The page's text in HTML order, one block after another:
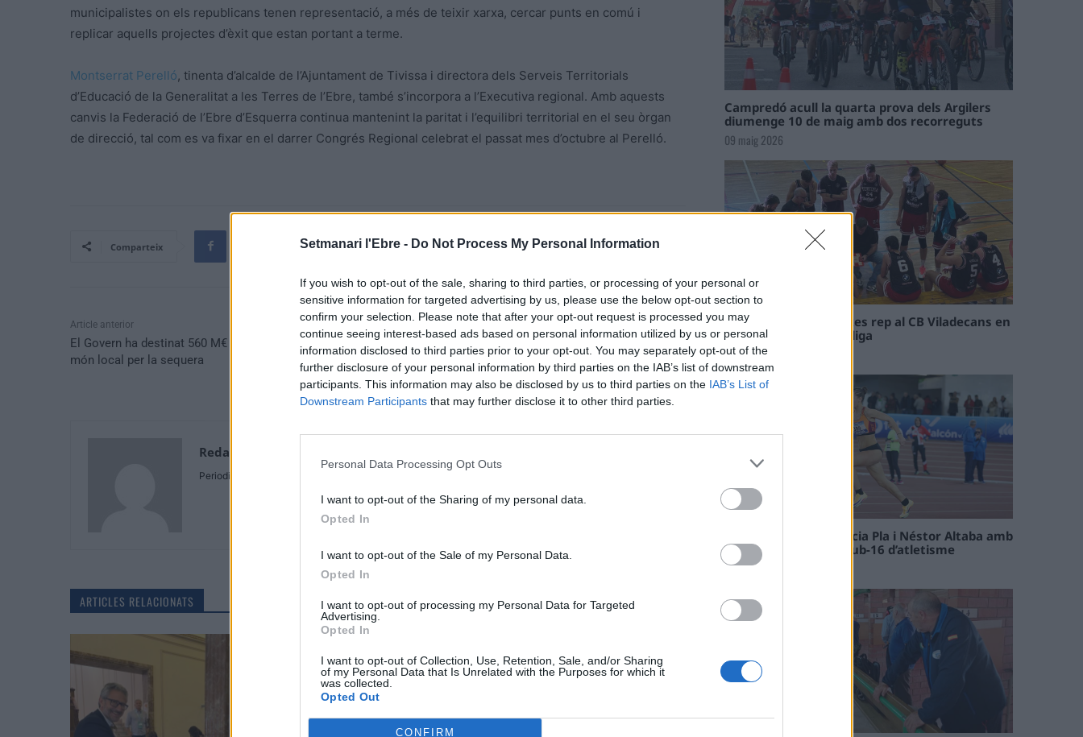
Setmanari l'Ebre - Do Not Process My Personal Information
If you wish to opt-out of the sale, sharing to third parties, or processing of your personal or
sensitive information for targeted advertising by us, please use the below opt-out section to
confirm your selection. Please note that after your opt-out request is processed you may
continue seeing interest-based ads based on personal information utilized by us or personal
information disclosed to third parties prior to your opt-out. You may separately opt-out of the
further disclosure of your personal information by third parties on the IAB’s list of downstream
participants. This information may also be disclosed by us to third parties on the IAB’s List of
Downstream Participants that may further disclose it to other third parties.
Personal Data Processing Opt Outs
I want to opt-out of the Sharing of my personal data.
Opted In
I want to opt-out of the Sale of my Personal Data.
Opted In
I want to opt-out of processing my Personal Data for Targeted
Advertising.
Opted In
I want to opt-out of Collection, Use, Retention, Sale, and/or Sharing
of my Personal Data that Is Unrelated with the Purposes for which it
was collected.
Opted Out
CONFIRM
municipalistes on els republicans tenen representació, a més de teixir xarxa, cercar punts en comú i
replicar aquells projectes d’èxit que estan portant a terme.
Montserrat Perelló, tinenta d’alcalde de l’Ajuntament de Tivissa i directora dels Serveis Territorials
d’Educació de la Generalitat a les Terres de l’Ebre, també s’incorpora a l’Executiva regional. Amb aquests
canvis la Federació de l’Ebre d’Esquerra continua mantenint la paritat i l’equilibri territorial en el seu òrgan
de direcció, tal com es va fixar en el darrer Congrés Regional celebrat el passat mes d’octubre al Perelló.
Comparteix
Article anterior
El Govern ha destinat 560 M€ en dos anys en ajuts al
món local per la sequera
Article següent
VÍDEO · Detingut a Deltebre un dels fugitius més
buscats d’Europa per tràfic d’éssers humans i de
Redaccio
Periodistes
ARTICLES RELACIONATS
Campredó acull la quarta prova dels Argilers
diumenge 10 de maig amb dos recorreguts
09 maig 2026
El Cantaires amb baixes rep al CB Viladecans en
el tram decisiu de la lliga
09 maig 2026
Paula Sintorres, Patrícia Pla i Néstor Altaba amb
la selecció catalana sub-16 d’atletisme
08 maig 2026